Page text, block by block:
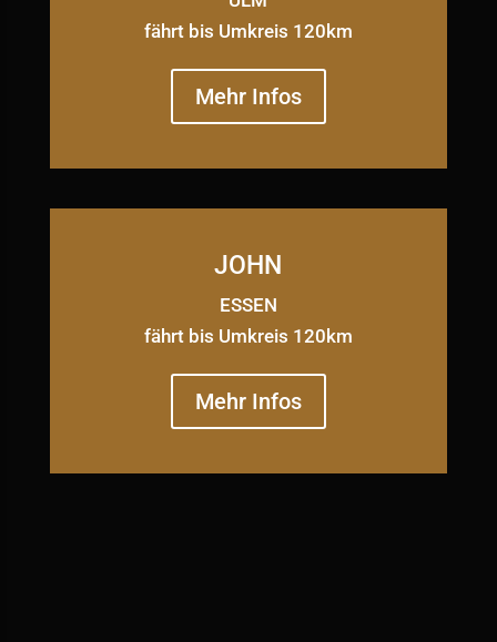
fährt bis Umkreis 120km
Mehr Infos
JOHN
ESSEN
fährt bis Umkreis 120km
Mehr Infos